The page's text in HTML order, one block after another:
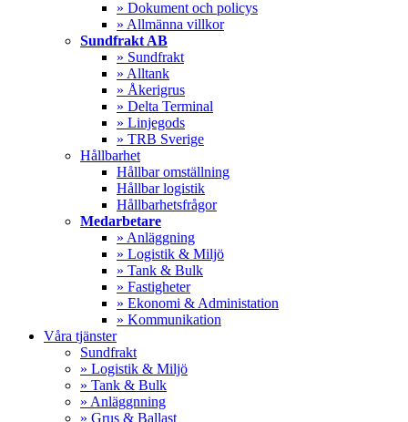
» Dokument och policys
» Allmänna villkor
Sundfrakt AB
» Sundfrakt
» Alltank
» Åkerigrus
» Delta Terminal
» Linjegods
» TRB Sverige
Hållbarhet
Hållbar omställning
Hållbar logistik
Hållbarhetsfrågor
Medarbetare
» Anläggning
» Logistik & Miljö
» Tank & Bulk
» Fastigheter
» Ekonomi & Administation
» Kommunikation
Våra tjänster
Sundfrakt
» Logistik & Miljö
» Tank & Bulk
» Anläggnning
» Grus & Ballast